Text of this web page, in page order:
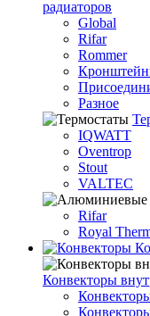
радиаторов
Global
Rifar
Rommer
Разное
IQWATT
Oventrop
Stout
VALTEC
Rifar
Royal
Конвекторы